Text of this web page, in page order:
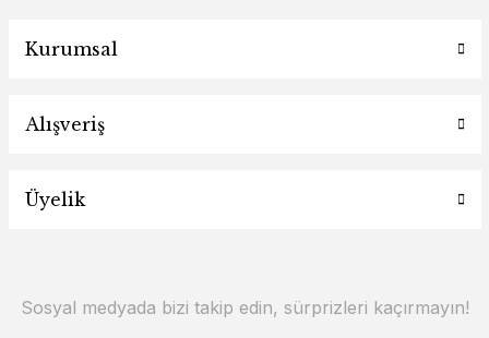
Kurumsal
Alışveriş
Üyelik
Sosyal medyada bizi takip edin, sürprizleri kaçırmayın!